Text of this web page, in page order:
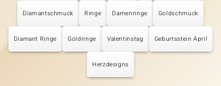
Diamantschmuck Ringe Damenringe Goldschmuck
Diamant Ringe Goldringe Valentinstag Geburtsstein April
Herzdesigns